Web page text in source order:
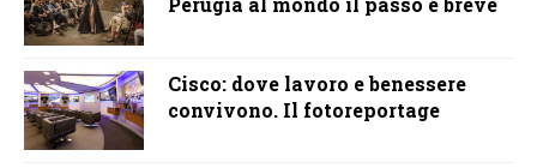
Cisco: dove lavoro e benessere
convivono. Il fotoreportage